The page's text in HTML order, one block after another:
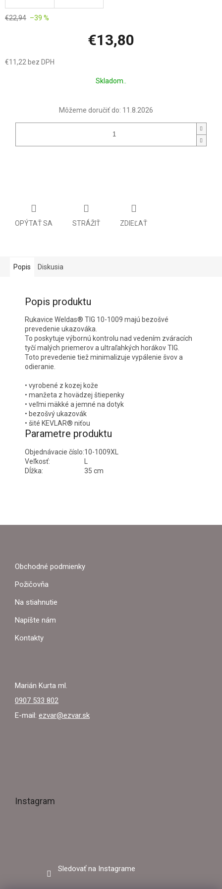
€22,94 –39 %
€13,80
€11,22 bez DPH
Skladom..
Môžeme doručiť do: 11.8.2026
OPÝTAŤ SA STRÁŽIŤ ZDIEĽAŤ
Popis Diskusia
Popis produktu
Rukavice Weldas® TIG 10-1009 majú bezošvé
prevedenie ukazováka.
To poskytuje výbornú kontrolu nad vedením zváracích
tyčí malých priemerov a ultraľahkých horákov TIG.
Toto prevedenie tiež minimalizuje vypálenie švov a
odieranie.
• vyrobené z kozej kože
• manžeta z hovädzej štiepenky
• veľmi mäkké a jemné na dotyk
• bezošvý ukazovák
• šité KEVLAR® niťou
Parametre produktu
Objednávacie číslo:10-1009XL
Veľkosť:
Dĺžka:
35 cm
Z
Obchodné podmienky
Požičovňa
Na stiahnutie
Napíšte nám
Kontakty
Marián Kurta ml.
0907 533 802
E-mail: ezvar@ezvar.sk
Instagram
Sledovať na Instagrame